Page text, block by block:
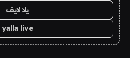
يلا لايف
yalla live